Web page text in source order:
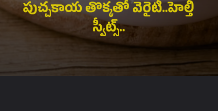
పుచ్చకాయ తొక్కతో వెరైటీ..హెల్తీ
స్వీట్స్..